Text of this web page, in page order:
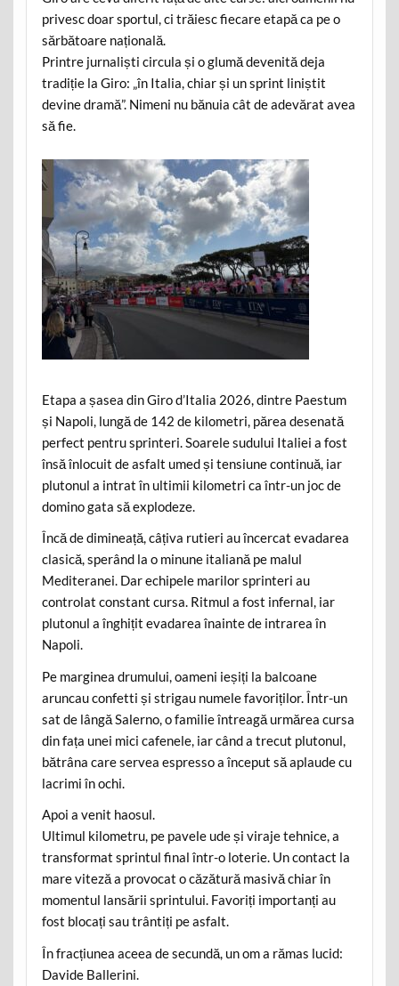
privesc doar sportul, ci trăiesc fiecare etapă ca pe o
sărbătoare națională.
Printre jurnaliști circula și o glumă devenită deja
tradiție la Giro: „în Italia, chiar și un sprint liniștit
devine dramă”. Nimeni nu bănuia cât de adevărat avea
să fie.
Etapa a șasea din Giro d’Italia 2026, dintre Paestum
și Napoli, lungă de 142 de kilometri, părea desenată
perfect pentru sprinteri. Soarele sudului Italiei a fost
însă înlocuit de asfalt umed și tensiune continuă, iar
plutonul a intrat în ultimii kilometri ca într-un joc de
domino gata să explodeze.
Încă de dimineață, câțiva rutieri au încercat evadarea
clasică, sperând la o minune italiană pe malul
Mediteranei. Dar echipele marilor sprinteri au
controlat constant cursa. Ritmul a fost infernal, iar
plutonul a înghițit evadarea înainte de intrarea în
Napoli.
Pe marginea drumului, oameni ieșiți la balcoane
aruncau confetti și strigau numele favoriților. Într-un
sat de lângă Salerno, o familie întreagă urmărea cursa
din fața unei mici cafenele, iar când a trecut plutonul,
bătrâna care servea espresso a început să aplaude cu
lacrimi în ochi.
Apoi a venit haosul.
Ultimul kilometru, pe pavele ude și viraje tehnice, a
transformat sprintul final într-o loterie. Un contact la
mare viteză a provocat o căzătură masivă chiar în
momentul lansării sprintului. Favoriți importanți au
fost blocați sau trântiți pe asfalt.
În fracțiunea aceea de secundă, un om a rămas lucid:
Davide Ballerini.